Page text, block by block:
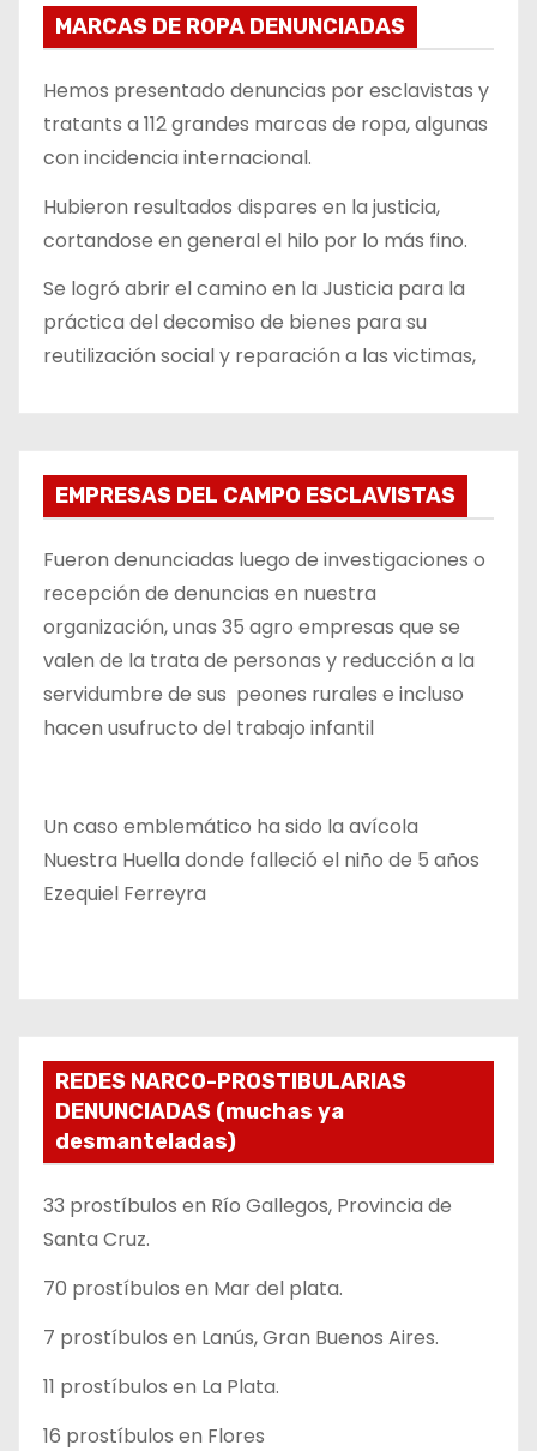
MARCAS DE ROPA DENUNCIADAS
Hemos presentado denuncias por esclavistas y
tratants a 112 grandes marcas de ropa, algunas
con incidencia internacional.
Hubieron resultados dispares en la justicia,
cortandose en general el hilo por lo más fino.
Se logró abrir el camino en la Justicia para la
práctica del decomiso de bienes para su
reutilización social y reparación a las victimas,
EMPRESAS DEL CAMPO ESCLAVISTAS
Fueron denunciadas luego de investigaciones o
recepción de denuncias en nuestra
organización, unas 35 agro empresas que se
valen de la trata de personas y reducción a la
servidumbre de sus peones rurales e incluso
hacen usufructo del trabajo infantil
Un caso emblemático ha sido la avícola
Nuestra Huella donde falleció el niño de 5 años
Ezequiel Ferreyra
REDES NARCO-PROSTIBULARIAS
DENUNCIADAS (muchas ya
desmanteladas)
33 prostíbulos en Río Gallegos, Provincia de
Santa Cruz.
70 prostíbulos en Mar del plata.
7 prostíbulos en Lanús, Gran Buenos Aires.
11 prostíbulos en La Plata.
16 prostíbulos en Flores